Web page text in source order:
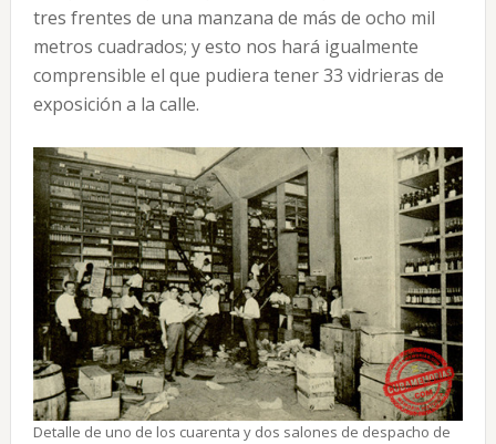
tres frentes de una manzana de más de ocho mil
metros cuadrados; y esto nos hará igualmente
comprensible el que pudiera tener 33 vidrieras de
exposición a la calle.
Detalle de uno de los cuarenta y dos salones de despacho de